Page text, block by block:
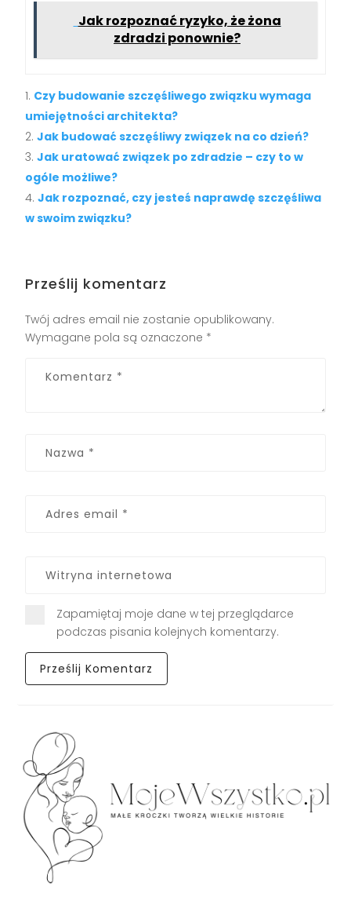
Jak rozpoznać ryzyko, że żona
zdradzi ponownie?
Czy budowanie szczęśliwego związku wymaga
umiejętności architekta?
Jak budować szczęśliwy związek na co dzień?
Jak uratować związek po zdradzie – czy to w
ogóle możliwe?
Jak rozpoznać, czy jesteś naprawdę szczęśliwa
w swoim związku?
Prześlij komentarz
Twój adres email nie zostanie opublikowany.
Wymagane pola są oznaczone *
Zapamiętaj moje dane w tej przeglądarce
podczas pisania kolejnych komentarzy.